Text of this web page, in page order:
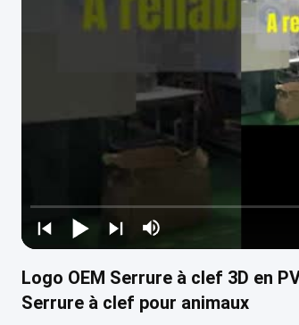
Logo OEM Serrure à clef 3D en
Serrure à clef pour animaux